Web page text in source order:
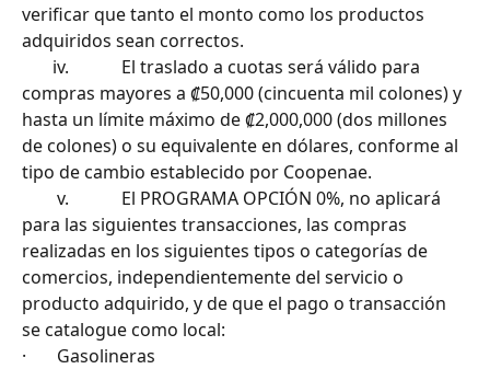
verificar que tanto el monto como los productos
adquiridos sean correctos.
compras mayores a ₡50,000 (cincuenta mil colones) y
hasta un límite máximo de ₡2,000,000 (dos millones
de colones) o su equivalente en dólares, conforme al
tipo de cambio establecido por Coopenae.
para las siguientes transacciones, las compras
realizadas en los siguientes tipos o categorías de
comercios, independientemente del servicio o
producto adquirido, y de que el pago o transacción
se catalogue como local:
·       Gasolineras